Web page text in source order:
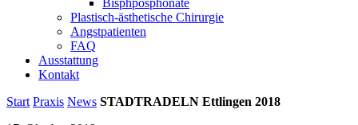
Bisphposphonate
Plastisch-ästhetische Chirurgie
Angstpatienten
FAQ
Ausstattung
Kontakt
Start Praxis News STADTRADELN Ettlingen 2018